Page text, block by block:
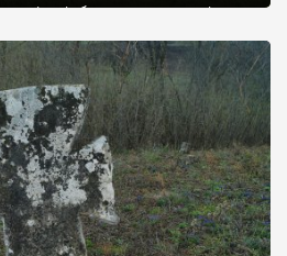
жінку і яблуню, а трохи далі, десь
колії у траві – […]